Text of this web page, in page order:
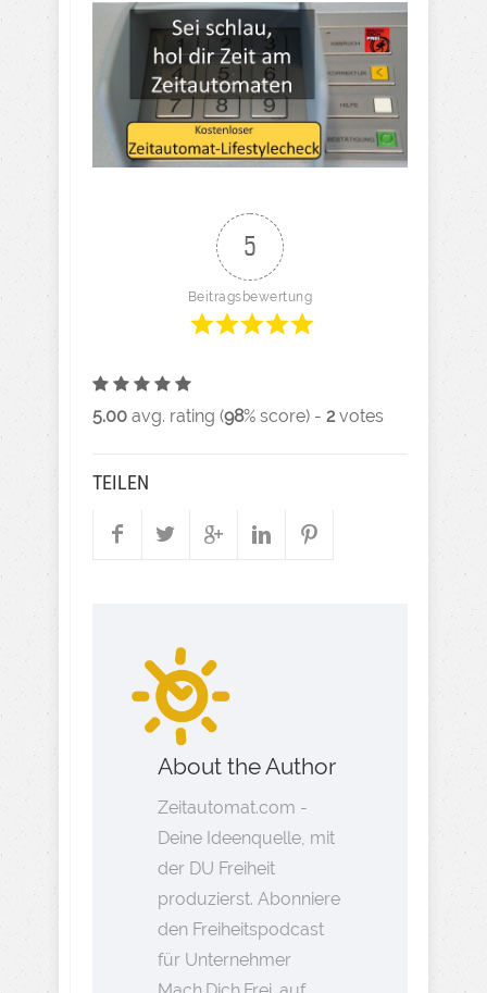
5
Beitragsbewertung
5.00 avg. rating (98% score) - 2votes
TEILEN
About the Author
Zeitautomat.com -
Deine Ideenquelle, mit
der DU Freiheit
produzierst. Abonniere
den Freiheitspodcast
für Unternehmer